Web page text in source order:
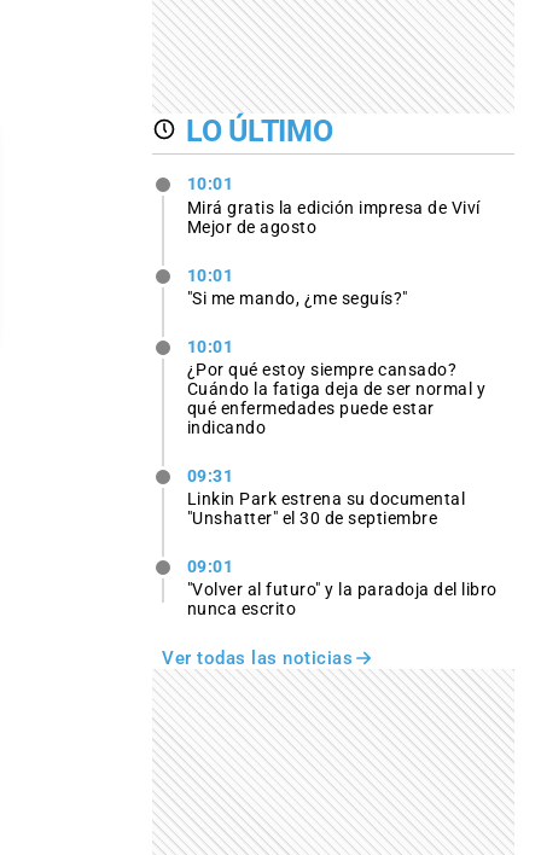
LO ÚLTIMO
10:01
Mirá gratis la edición impresa de Viví
Mejor de agosto
10:01
"Si me mando, ¿me seguís?"
10:01
¿Por qué estoy siempre cansado?
Cuándo la fatiga deja de ser normal y
qué enfermedades puede estar
indicando
09:31
Linkin Park estrena su documental
"Unshatter" el 30 de septiembre
09:01
"Volver al futuro" y la paradoja del libro
nunca escrito
Ver todas las noticias